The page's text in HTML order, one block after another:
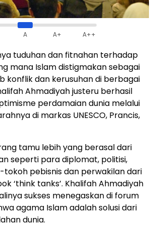
A A+ A++
tuduhan dan fitnahan terhadap
mana Islam distigmakan sebagai
konflik dan kerusuhan di berbagai
Ahmadiyah justeru berhasil
perdamaian dunia melalui
di markas UNESCO, Prancis,
tamu lebih yang berasal dari
seperti para diplomat, politisi,
tokoh pebisnis dan perwakilan dari
‘think tanks’. Khalifah Ahmadiyah
sukses menegaskan di forum
agama Islam adalah solusi dari
dunia.